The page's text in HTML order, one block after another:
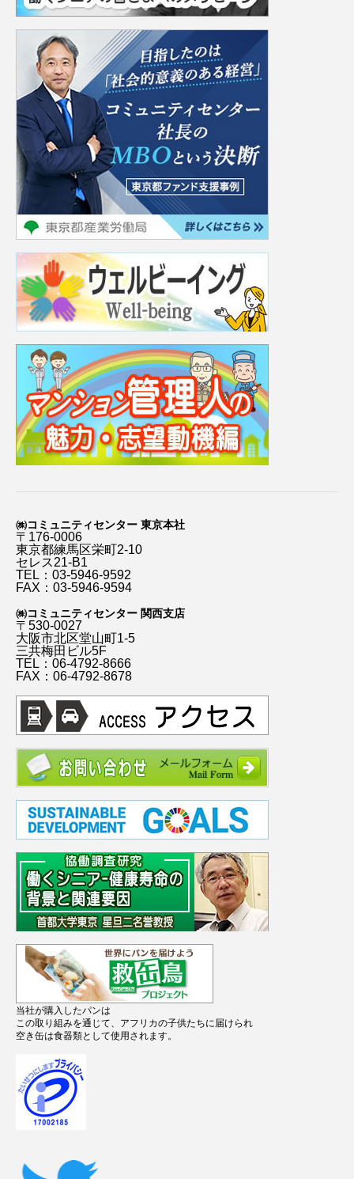
㈱コミュニティセンター 東京本社
〒176-0006
東京都練馬区栄町2-10
セレス21-B1
TEL：03-5946-9592
FAX：03-5946-9594
㈱コミュニティセンター 関西支店
〒530-0027
大阪市北区堂山町1-5
三共梅田ビル5F
TEL：06-4792-8666
FAX：06-4792-8678
当社が購入したパンは
この取り組みを通じて、アフリカの子供たちに届けられ
空き缶は食器類として使用されます。